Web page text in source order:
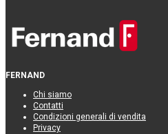
FERNAND
Chi siamo
Contatti
Condizioni generali di vendita
Privacy